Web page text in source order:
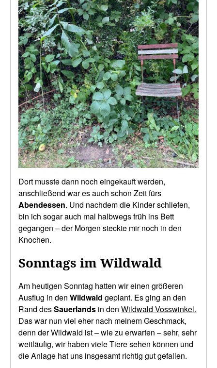
Dort musste dann noch eingekauft werden,
anschließend war es auch schon Zeit fürs
Abendessen. Und nachdem die Kinder schliefen,
bin ich sogar auch mal halbwegs früh ins Bett
gegangen – der Morgen steckte mir noch in den
Knochen.
Sonntags im Wildwald
Am heutigen Sonntag hatten wir einen größeren
Ausflug in denWildwald geplant. Es ging an den
Rand desSauerlands in denWildwald Vosswinkel.
Das war nun viel eher nach meinem Geschmack,
denn der Wildwald ist – wie zu erwarten – sehr, sehr
weitläufig, wir haben viele Tiere sehen können und
die Anlage hat uns insgesamt richtig gut gefallen.